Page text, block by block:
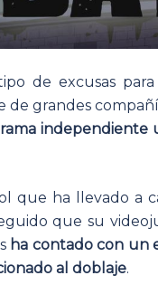
de excusas
de grandes
independiente
que ha llevado a
que su
ha contado con un
al doblaje.